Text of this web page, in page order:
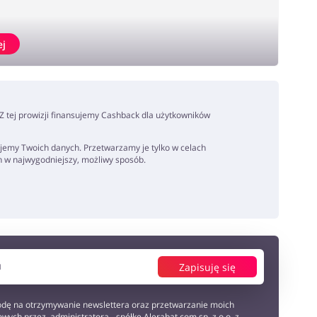
prowizji finansujemy Cashback dla użytkowników
Twoich danych. Przetwarzamy je tylko w celach
najwygodniejszy, możliwy sposób.
Zapisuję się
na otrzymywanie newslettera oraz przetwarzanie moich